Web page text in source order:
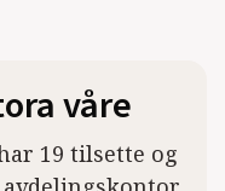
våre
19 tilsette og